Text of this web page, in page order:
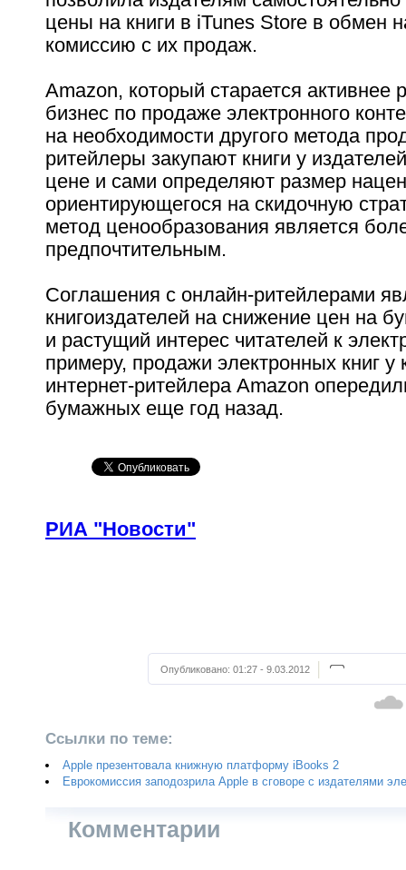
цены на книги в iTunes Store в обмен
комиссию с их продаж.
Amazon, который старается активнее
бизнес по продаже электронного
на необходимости другого метода
ритейлеры закупают книги у
цене и сами определяют размер
ориентирующегося на скидочную
метод ценообразования является
предпочтительным.
Соглашения с онлайн-ритейлерами
книгоиздателей на снижение цен на
и растущий интерес читателей к
примеру, продажи электронных книг у
интернет-ритейлера Amazon
бумажных еще год назад.
РИА "Новости"
Опубликовано: 01:27 - 9.03.2012
Ссылки по теме:
Apple презентовала книжную платформу iBooks 2
Еврокомиссия заподозрила Apple в сговоре с издателями
Комментарии